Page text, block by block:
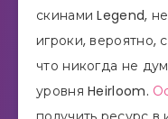
скинами Legend,
игроки, вероятно,
что никогда не
уровня Heirloom.